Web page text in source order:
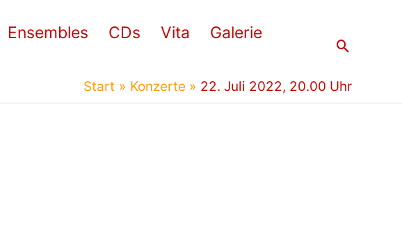
Ensembles CDs Vita
Galerie
Suchen
Start Konzerte 22. Juli 2022, 20.00 Uhr